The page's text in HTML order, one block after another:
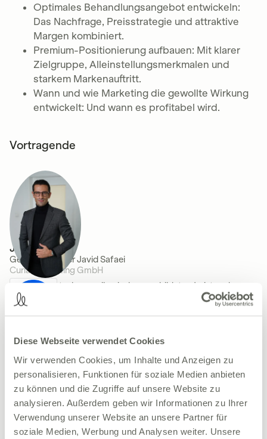
Diese Webseite verwendet Cookies
Wir verwenden Cookies, um Inhalte und Anzeigen zu
personalisieren, Funktionen für soziale Medien anbieten
zu können und die Zugriffe auf unsere Website zu
analysieren. Außerdem geben wir Informationen zu Ihrer
Verwendung unserer Website an unsere Partner für
soziale Medien, Werbung und Analysen weiter. Unsere
Optimales Behandlungsangebot entwickeln:
Das Nachfrage, Preisstrategie und attraktive
Margen kombiniert.
Premium-Positionierung aufbauen: Mit klarer
Zielgruppe, Alleinstellungsmerkmalen und
starkem Markenauftritt.
Wann und wie Marketing die gewollte Wirkung
entwickelt: Und wann es profitabel wird.
Vortragende
Javid Safaei
Geschäftsführer Javid Safaei
Curia Consulting GmbH
Javid ist deutsch-amerikanisch ausgebildeter Jurist und
Geschäftsführer der Curia Consulting. Als Keynote-Speaker ist
er regelmäßig auf internationalen Kongressen für Ästhetik
eingeladen.
Jan Tuch
Team Lead Inside Sales - Growth